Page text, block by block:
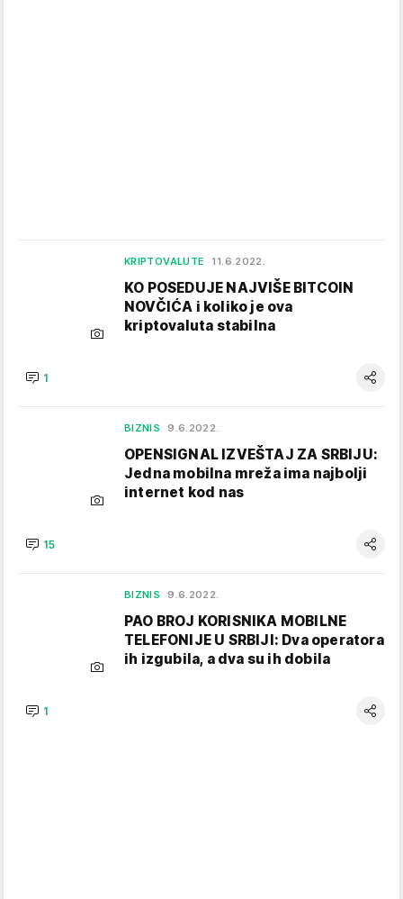
KRIPTOVALUTE 11.6.2022.
KO POSEDUJE NAJVIŠE BITCOIN
NOVČIĆA i koliko je ova
kriptovaluta stabilna
1
BIZNIS 9.6.2022.
OPENSIGNAL IZVEŠTAJ ZA SRBIJU:
Jedna mobilna mreža ima najbolji
internet kod nas
15
BIZNIS 9.6.2022.
PAO BROJ KORISNIKA MOBILNE
TELEFONIJE U SRBIJI: Dva operatora
ih izgubila, a dva su ih dobila
1